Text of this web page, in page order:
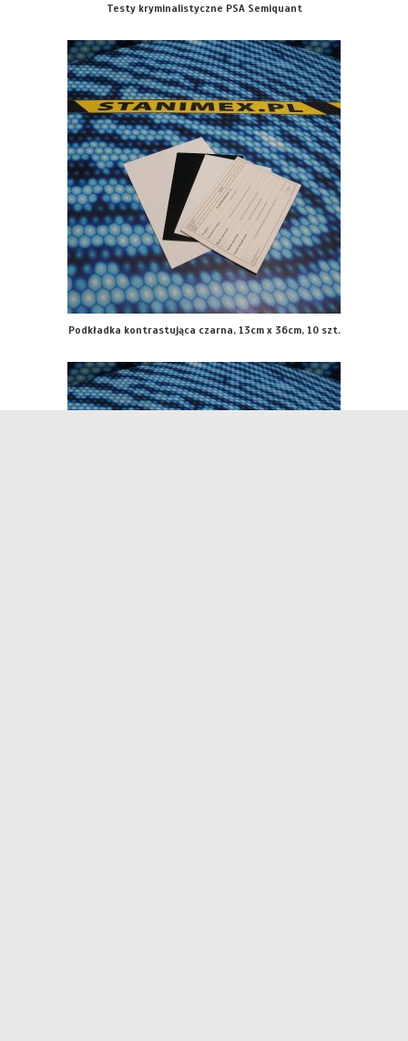
Testy kryminalistyczne PSA Semiquant
Podkładka kontrastująca czarna, 13cm x 36cm, 10 szt.